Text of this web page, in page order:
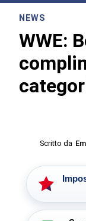
NEWS
WWE:
Scritto da